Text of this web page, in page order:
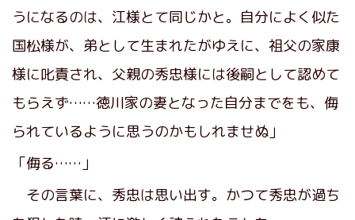
うになるのは、江様とて同じかと。自分によく似た
国松様が、弟として生まれたがゆえに、祖父の家康
様に叱責され、父親の秀忠様には後嗣として認めて
もらえず……徳川家の妻となった自分までをも、侮
られているように思うのかもしれませぬ」
「侮る……」
その言葉に、秀忠は思い出す。かつて秀忠が過ち